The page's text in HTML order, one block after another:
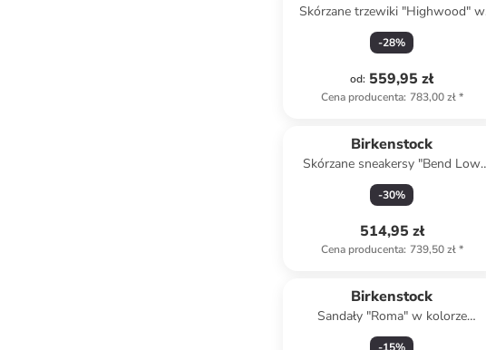
Skórzane trzewiki "Highwood" w
kolorze czarnym
-28%
od: 559,95 zł
Cena producenta: 783,00 zł*
Birkenstock
Skórzane sneakersy "Bend Low
Decon" w kolorze brązowym
-30%
514,95 zł
Cena producenta: 739,50 zł*
Birkenstock
Sandały "Roma" w kolorze
brązowym